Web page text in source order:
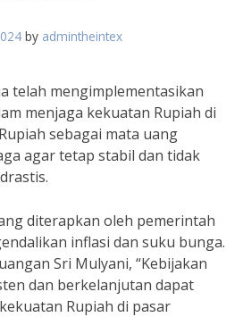
by admintheintex
telah mengimplementasikan
menjaga kekuatan Rupiah di
sebagai mata uang
agar tetap stabil dan tidak
diterapkan oleh pemerintah
inflasi dan suku bunga.
Sri Mulyani, “Kebijakan
dan berkelanjutan dapat
Rupiah di pasar